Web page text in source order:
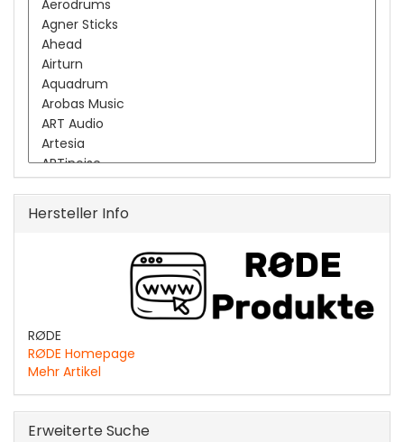
Hersteller Info
RØDE
RØDE Homepage
Mehr Artikel
Erweiterte Suche